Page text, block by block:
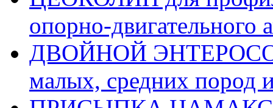
опорно-двигательного
ДВОЙНОЙ
малых, средних пород